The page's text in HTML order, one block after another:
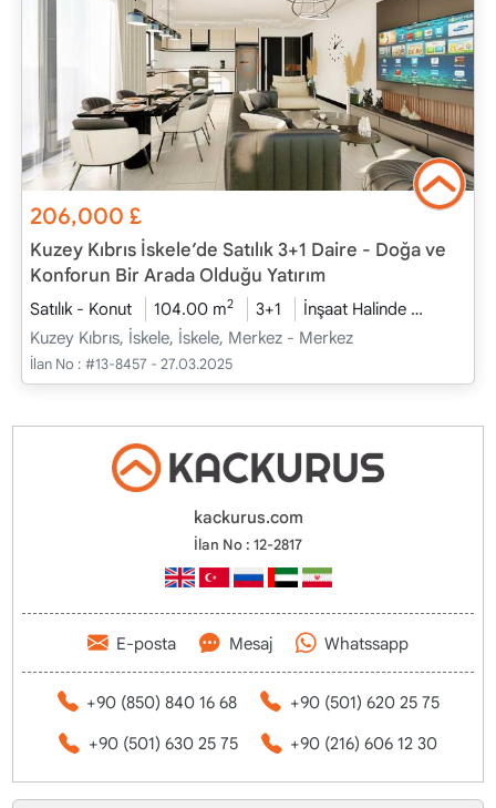
206,000£
Kuzey Kıbrıs İskele’de Satılık 3+1 Daire - Doğa ve
Konforun Bir Arada Olduğu Yatırım
Satılık - Konut 104.00 m2 3+1 İnşaat Halinde
Kuzey Kıbrıs, İskele, İskele, Merkez - Merkez
İlan No : #13-8457 - 27.03.2025
kackurus.com
İlan No : 12-2817
E-posta Mesaj Whatssapp
+90 (850) 840 16 68 +90 (501) 620 25 75
+90 (501) 630 25 75 +90 (216) 606 12 30